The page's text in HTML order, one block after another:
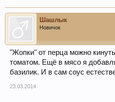
Шашлык
Новичок
"Жопки" от перца можно
томатом. Ещё в мясо я
базилик. И в сам соус
23.03.2014